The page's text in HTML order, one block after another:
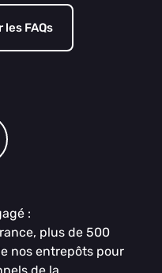
les FAQs
:
plus de 500
nos entrepôts pour